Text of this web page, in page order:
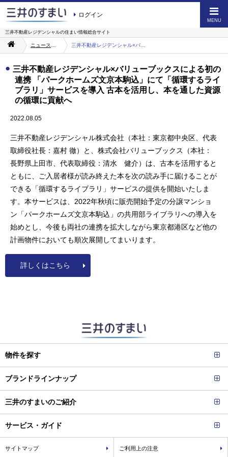
ログイン
MENU
三井不動産レジデンシャルの住まい情報総合サイト
三井不動産レジデンシャル×バリューブックスによる初の
連携 「パークホームズ文京本駒込」にて「循環するライ
ブラリ」サービスを導入 古本を活用し、本を通した資源
の循環に貢献へ
2022.08.05
三井不動産レジデンシャル株式会社（本社：東京都中央区、代表
取締役社長：嘉村 徹）と、株式会社バリューブックス（本社：
長野県上田市、代表取締役：清水 健介）は、古本を活用すると
ともに、ご入居者様が読み終えた本を次の読み手に届けることが
できる「循環するライブラリ」サービスの提供を開始いたしま
す。本サービスは、2022年秋頃に販売開始予定の分譲マンショ
ン「パークホームズ文京本駒込」の共用部ライブラリへの導入を
始めとし、今後も両社の連携を拡大しながら東京都港区など他の
計画物件においても順次展開してまいります。
詳しくはこちら
物件を探す
ブランドラインナップ
三井のすまいのご紹介
サービス・ガイド
サイトマップ ご利用上の注意